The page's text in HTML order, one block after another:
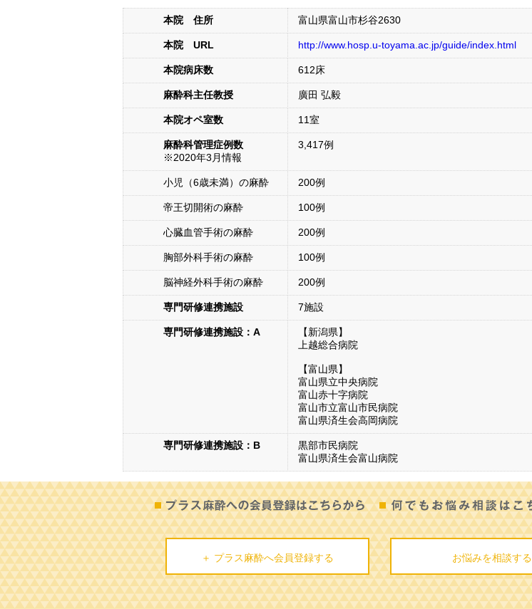
本院 住所 富山県富山市杉谷2630
本院 URL http://www.hosp.u-toyama.ac.jp/guide/index.html
本院病床数 612床
麻酔科主任教授 廣田 弘毅
本院オペ室数 11室
麻酔科管理症例数
※2020年3月情報
3,417例
小児（6歳未満）の麻酔 200例
帝王切開術の麻酔 100例
心臓血管手術の麻酔 200例
胸部外科手術の麻酔 100例
脳神経外科手術の麻酔 200例
専門研修連携施設 7施設
専門研修連携施設：A
【新潟県】
上越総合病院
【富山県】
富山県立中央病院
富山赤十字病院
富山市立富山市民病院
富山県済生会高岡病院
専門研修連携施設：B
黒部市民病院
富山県済生会富山病院
＋ プラス麻酔へ会員登録する お悩みを相談する